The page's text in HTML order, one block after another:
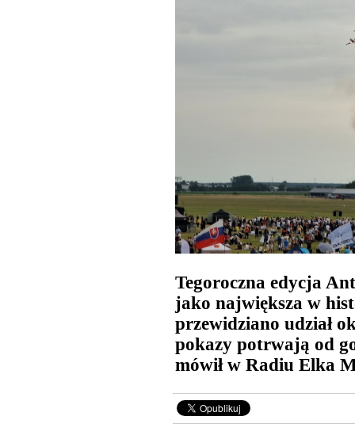
Tegoroczna edycja
jako największa w
przewidziano udział
pokazy potrwają od
mówił w Radiu Elka